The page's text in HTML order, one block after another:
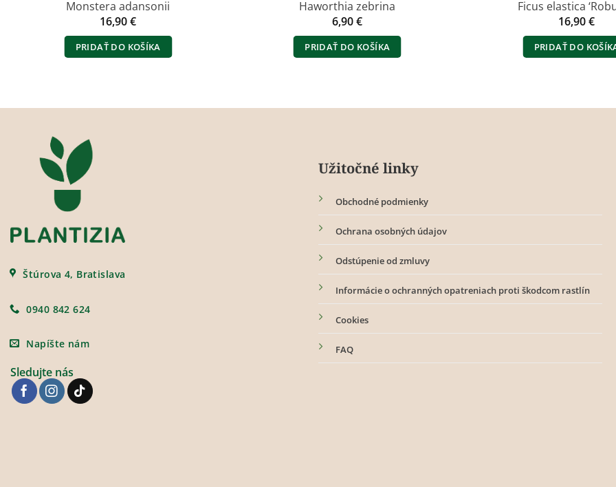
Monstera adansonii
16,90€
PRIDAŤ DO KOŠÍKA
Haworthia zebrina
6,90€
PRIDAŤ DO KOŠÍKA
Ficus elastica
16,90€
PRIDAŤ DO
Štúrova 4, Bratislava
0940 842 624
Napíšte nám
Sledujte nás
Užitočné linky
Obchodné podmienky
Ochrana osobných údajov
Odstúpenie od zmluvy
Informácie o ochranných opatreniach proti škodcom rastlín
Cookies
FAQ